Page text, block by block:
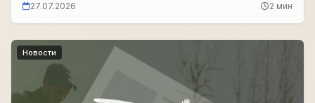
27.07.2026 2 мин
Новости